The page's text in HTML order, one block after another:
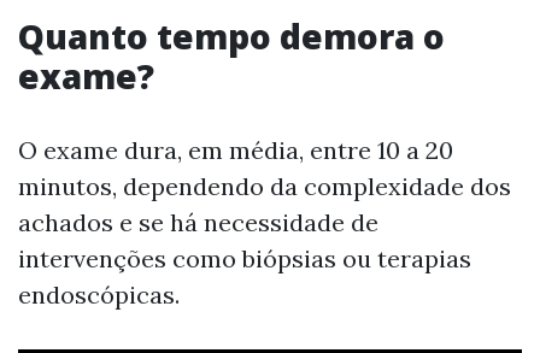
Quanto tempo demora o
exame?
O exame dura, em média, entre 10 a 20
minutos, dependendo da complexidade dos
achados e se há necessidade de
intervenções como biópsias ou terapias
endoscópicas.